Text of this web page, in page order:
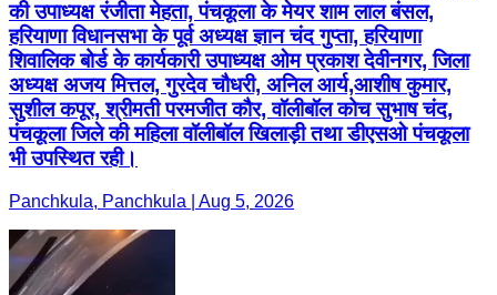
की उपाध्यक्ष रंजीता मेहता, पंचकूला के मेयर शाम लाल बंसल,
हरियाणा विधानसभा के पूर्व अध्यक्ष ज्ञान चंद गुप्ता, हरियाणा
शिवालिक बोर्ड के कार्यकारी उपाध्यक्ष ओम प्रकाश देवीनगर, जिला
अध्यक्ष अजय मित्तल, गुरदेव चौधरी, अनिल आर्य,आशीष कुमार,
सुशील कपूर, श्रीमती परमजीत कौर, वॉलीबॉल कोच सुभाष चंद,
पंचकूला जिले की महिला वॉलीबॉल खिलाड़ी तथा डीएसओ पंचकूला
भी उपस्थित रही।
Panchkula, Panchkula | Aug 5, 2026